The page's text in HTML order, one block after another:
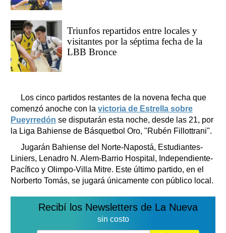
Triunfos repartidos entre locales y
visitantes por la séptima fecha de la
LBB Bronce
Los cinco partidos restantes de la novena fecha que
comenzó anoche con la victoria de Estrella sobre
Pueyrredón se disputarán esta noche, desde las 21, por
la Liga Bahiense de Básquetbol Oro, "Rubén Fillottrani".
Jugarán Bahiense del Norte-Napostá, Estudiantes-
Liniers, Lenadro N. Alem-Barrio Hospital, Independiente-
Pacífico y Olimpo-Villa Mitre. Este último partido, en el
Norberto Tomás, se jugará únicamente con público local.
Recibí los Newsletters de La Nueva
sin costo